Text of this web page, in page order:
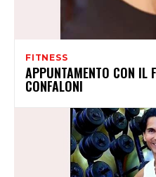
FITNESS
APPUNTAMENTO CON IL
CONFALONI